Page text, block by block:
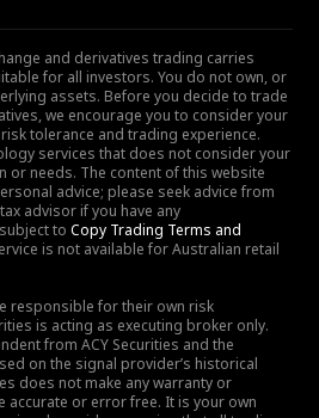
and derivatives trading carries
for all investors. You do not own, or
assets. Before you decide to trade
we encourage you to consider your
tolerance and trading experience.
services that does not consider your
or needs. The content of this website
advice; please seek advice from
advisor if you have any
to Copy Trading Terms and
is not available for Australian retail
responsible for their own risk
is acting as executing broker only.
from ACY Securities and the
on the signal provider’s historical
does not make any warranty or
accurate or error free. It is your own